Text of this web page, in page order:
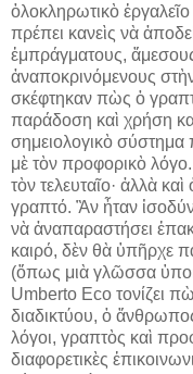
ὁλοκληρωτικὸ
πρέπει κανεὶς νὰ
ἐμπράγματους,
ἀναποκρινόμενους
σκέφτηκαν πὼς ὁ
παράδοση καὶ χρήση
σημειολογικὸ σύστημα
μὲ τὸν προφορικὸ
τὸν τελευταῖο· ἀλλὰ
γραπτό. Ἂν ἦταν
νὰ ἀναπαραστήσει
καιρό, δὲν θὰ ὑπῆρχε
(ὅπως μιὰ γλῶσσα
Umberto Eco τονίζει
διαδικτύου, ὁ
λόγοι, γραπτὸς καὶ
διαφορετικὲς